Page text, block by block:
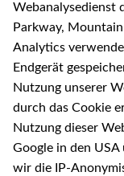
Webanalysedienst
Parkway,
Analytics
Endgerät
Nutzung unserer
durch das Cookie
Nutzung dieser
Google in den
wir die IP-